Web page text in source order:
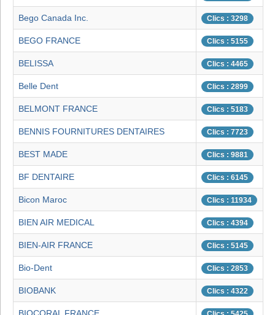
Bego Canada Inc. Clics : 3298
BEGO FRANCE Clics : 5155
BELISSA Clics : 4465
Belle Dent Clics : 2899
BELMONT FRANCE Clics : 5183
BENNIS FOURNITURES DENTAIRES Clics : 7723
BEST MADE Clics : 9881
BF DENTAIRE Clics : 6145
Bicon Maroc Clics : 11934
BIEN AIR MEDICAL Clics : 4394
BIEN-AIR FRANCE Clics : 5145
Bio-Dent Clics : 2853
BIOBANK Clics : 4322